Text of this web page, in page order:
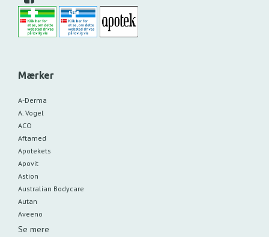
Mærker
A-Derma
A. Vogel
ACO
Aftamed
Apotekets
Apovit
Astion
Australian Bodycare
Autan
Aveeno
Se mere